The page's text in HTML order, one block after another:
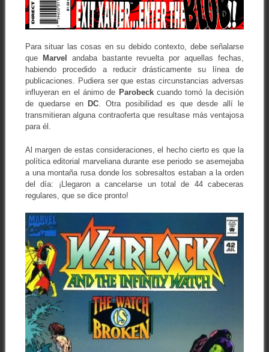
Para situar las cosas en su debido contexto, debe señalarse
que
Marvel
andaba bastante revuelta por aquellas fechas,
habiendo procedido a reducir drásticamente su línea de
publicaciones. Pudiera ser que estas circunstancias adversas
influyeran en el ánimo de Parobeckcuando tomó la decisión
de quedarse en DC. Otra posibilidad es que desde allí le
transmitieran alguna contraoferta que resultase más ventajosa
para él.
Al margen de estas consideraciones, el hecho cierto es que la
política editorial marveliana durante ese periodo se asemejaba
a una montaña rusa donde los sobresaltos estaban a la orden
del día: ¡Llegaron a cancelarse un total de 44 cabeceras
regulares, que se dice pronto!